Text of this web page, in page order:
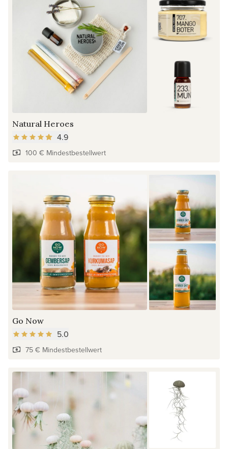
Natural Heroes
4.9
100 € Mindestbestellwert
Go Now
5.0
75 € Mindestbestellwert